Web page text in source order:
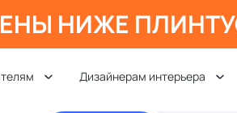
НИЖЕ
Дизайнерам интерьера